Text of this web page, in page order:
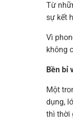
Từ
sự kết
Vì
không
Bền bỉ
Một
dụng,
thì thời